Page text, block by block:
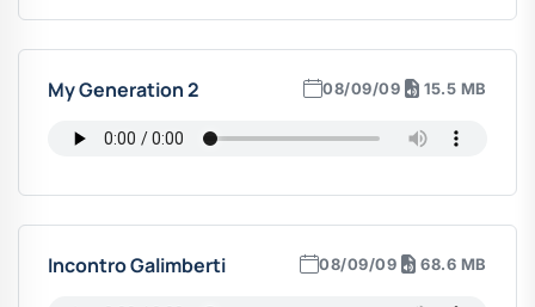
My Generation 2 08/09/09 15.5 MB
Incontro Galimberti 08/09/09 68.6 MB